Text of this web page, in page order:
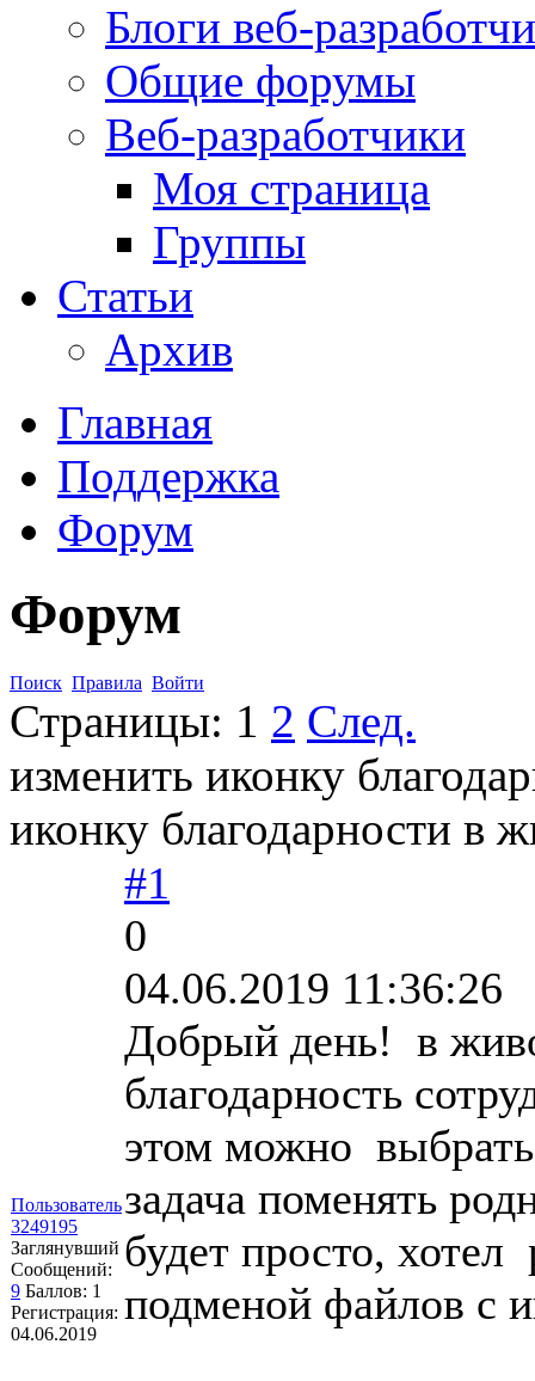
Блоги веб-
Общие форумы
Веб-разработчики
Моя страница
Группы
Статьи
Архив
Главная
Поддержка
Форум
Форум
Поиск Правила Войти
Страницы: 1 2 След.
изменить иконку
иконку благодарности в
Пользователь
3249195
Заглянувший
Сообщений:
9 Баллов: 1
Регистрация:
04.06.2019
#1
0
04.06.2019 11:36:26
Добрый день! в
благодарность
этом можно
задача поменять
будет просто,
подменой файлов с